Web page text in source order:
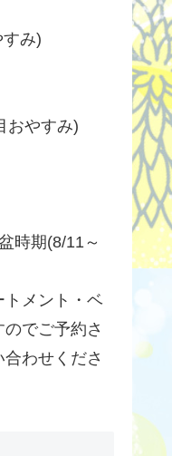
み)
おやすみ)
時期(8/11～
トメント・ベ
でご予約さ
わせくださ